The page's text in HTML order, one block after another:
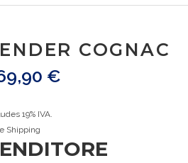
COGNAC
€
19% IVA.
Shipping